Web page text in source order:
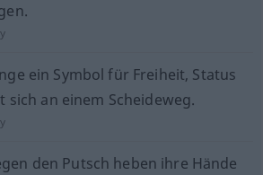
ein Symbol für Freiheit, Status
an einem Scheideweg.
den Putsch heben ihre Hände